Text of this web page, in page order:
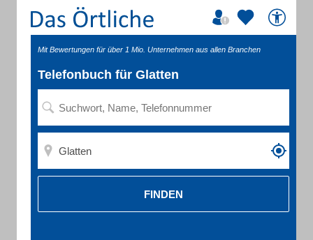
Mit Bewertungen für über 1 Mio. Unternehmen aus allen Branchen
Telefonbuch für Glatten
FINDEN